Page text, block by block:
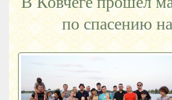
по спасению